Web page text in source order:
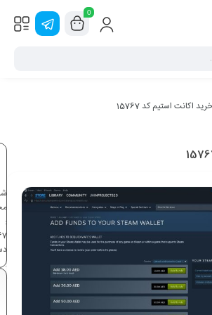
0
خرید اکانت استیم کد 15767
:
: